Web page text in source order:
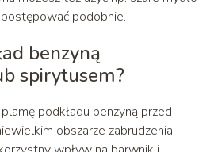
podobnie.
benzyną
spirytusem?
podkładu benzyną przed
obszarze zabrudzenia.